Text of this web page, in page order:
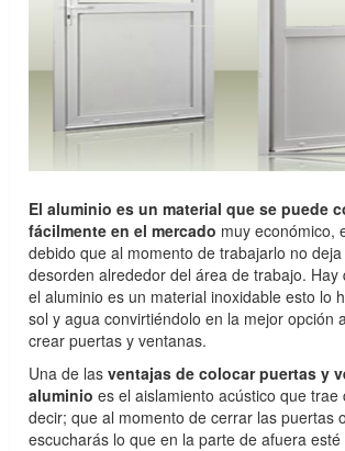
El aluminio es un material que se puede
fácilmente en el mercado muy económico,
debido que al momento de trabajarlo no
desorden alrededor del área de trabajo. Hay
el aluminio es un material inoxidable esto lo
sol y agua convirtiéndolo en la mejor opción
crear puertas y ventanas.
Una de lasventajas de colocar puertas y
aluminio es el aislamiento acústico que trae
decir; que al momento de cerrar las puertas
escucharás lo que en la parte de afuera esté